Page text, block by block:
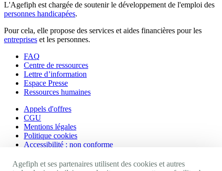
L'Agefiph est chargée de soutenir le développement de l'emploi des
personnes handicapées.
Pour cela, elle propose des services et aides financières pour les
entreprises et les personnes.
FAQ
Centre de ressources
Lettre d’information
Espace Presse
Ressources humaines
Appels d'offres
CGU
Mentions légales
Politique cookies
Accessibilité : non conforme
Nos autres sites
Agefiph et ses partenaires utilisent des cookies et autres